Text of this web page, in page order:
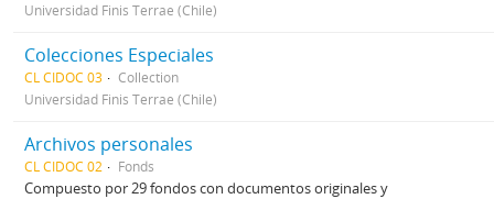
Universidad Finis Terrae (Chile)
Colecciones Especiales
CL CIDOC 03
Collection
Universidad Finis Terrae (Chile)
Archivos personales
CL CIDOC 02 Fonds
Compuesto por 29 fondos con documentos originales y